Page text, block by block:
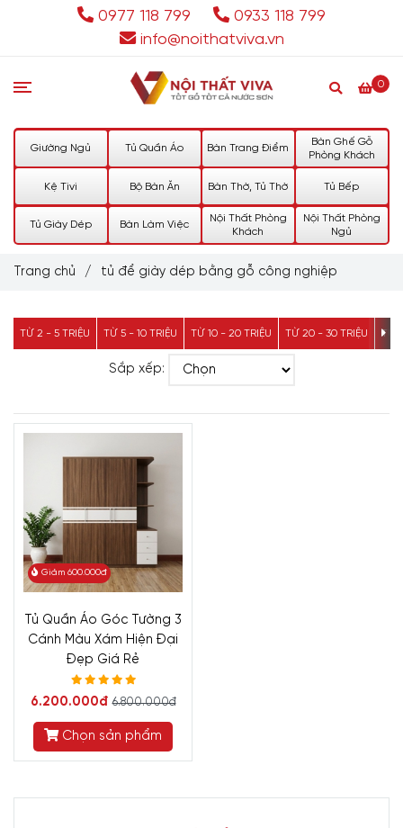
0977 118 799
0933 118 799
info@noithatviva.vn
0
Giường Ngủ Tủ Quần Áo Bàn Trang Điểm
Bàn Ghế Gỗ
Phòng Khách
Kệ Tivi Bộ Bàn Ăn Bàn Thờ, Tủ Thờ Tủ Bếp
Tủ Giày Dép Bàn Làm Việc
Nội Thất Phòng
Khách
Nội Thất Phòng
Ngủ
Trang chủ / tủ để giày dép bằng gỗ công nghiệp
TỪ 2 - 5 TRIỆU TỪ 5 - 10 TRIỆU TỪ 10 - 20 TRIỆU TỪ 20 - 30 TRIỆU TỪ
Sắp xếp:
Giảm 600.000đ
Tủ Quần Áo Góc Tường 3
Cánh Màu Xám Hiện Đại
Đẹp Giá Rẻ
6.200.000đ 6.800.000đ
Chọn sản phẩm